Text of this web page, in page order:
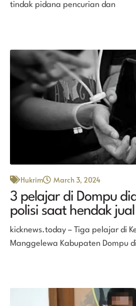
tindak pidana pencurian dan
Hukrim March 3, 2024
3 pelajar di Dompu
polisi saat hendak
kicknews.today – Tiga pelajar di
Manggelewa Kabupaten Dompu